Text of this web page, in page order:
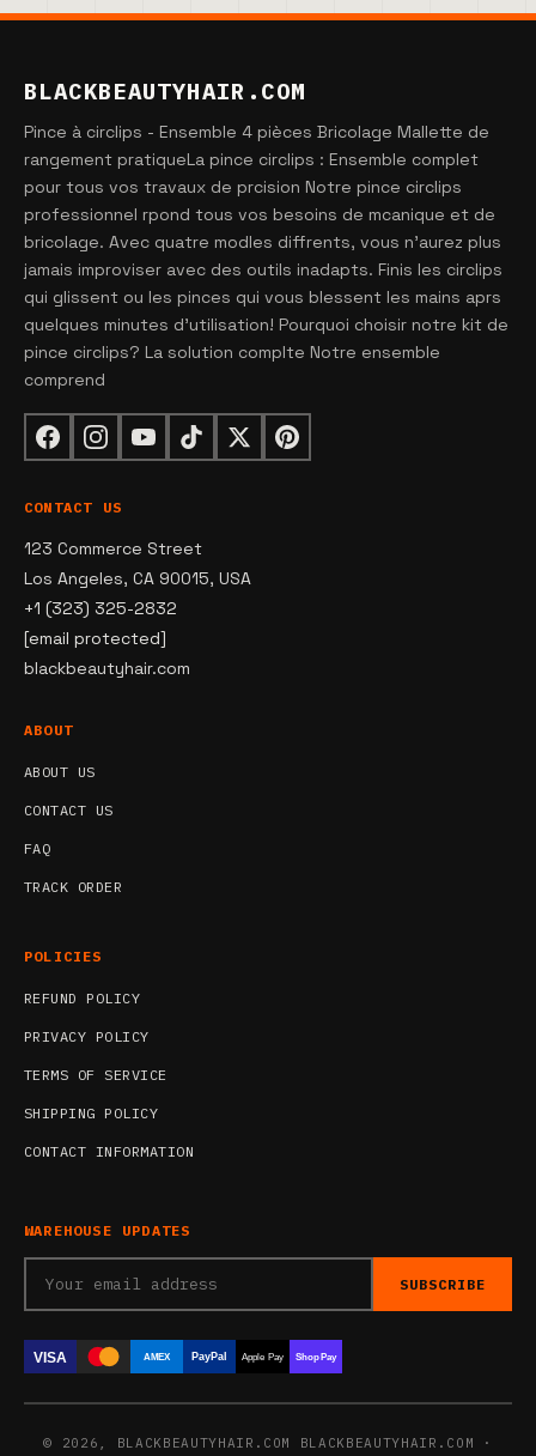
BLACKBEAUTYHAIR.COM
Pince à circlips - Ensemble 4 pièces Bricolage Mallette de
rangement pratiqueLa pince circlips : Ensemble complet
pour tous vos travaux de prcision Notre pince circlips
professionnel rpond tous vos besoins de mcanique et de
bricolage. Avec quatre modles diffrents, vous n'aurez plus
jamais improviser avec des outils inadapts. Finis les circlips
qui glissent ou les pinces qui vous blessent les mains aprs
quelques minutes d'utilisation! Pourquoi choisir notre kit de
pince circlips? La solution complte Notre ensemble
comprend
CONTACT US
123 Commerce Street
Los Angeles, CA 90015, USA
+1 (323) 325-2832
[email protected]
blackbeautyhair.com
ABOUT
ABOUT US
CONTACT US
FAQ
TRACK ORDER
POLICIES
REFUND POLICY
PRIVACY POLICY
TERMS OF SERVICE
SHIPPING POLICY
CONTACT INFORMATION
WAREHOUSE UPDATES
SUBSCRIBE
VISA AMEX PayPal Apple Pay Shop Pay
© 2026, BLACKBEAUTYHAIR.COM BLACKBEAUTYHAIR.COM ·